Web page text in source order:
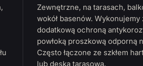
Zewnętrzne, na tarasach,
wokół basenów. Wykonujemy
dodatkową ochroną
powłoką proszkową odporną
Często łączone ze szkłem
lub deską tarasową.